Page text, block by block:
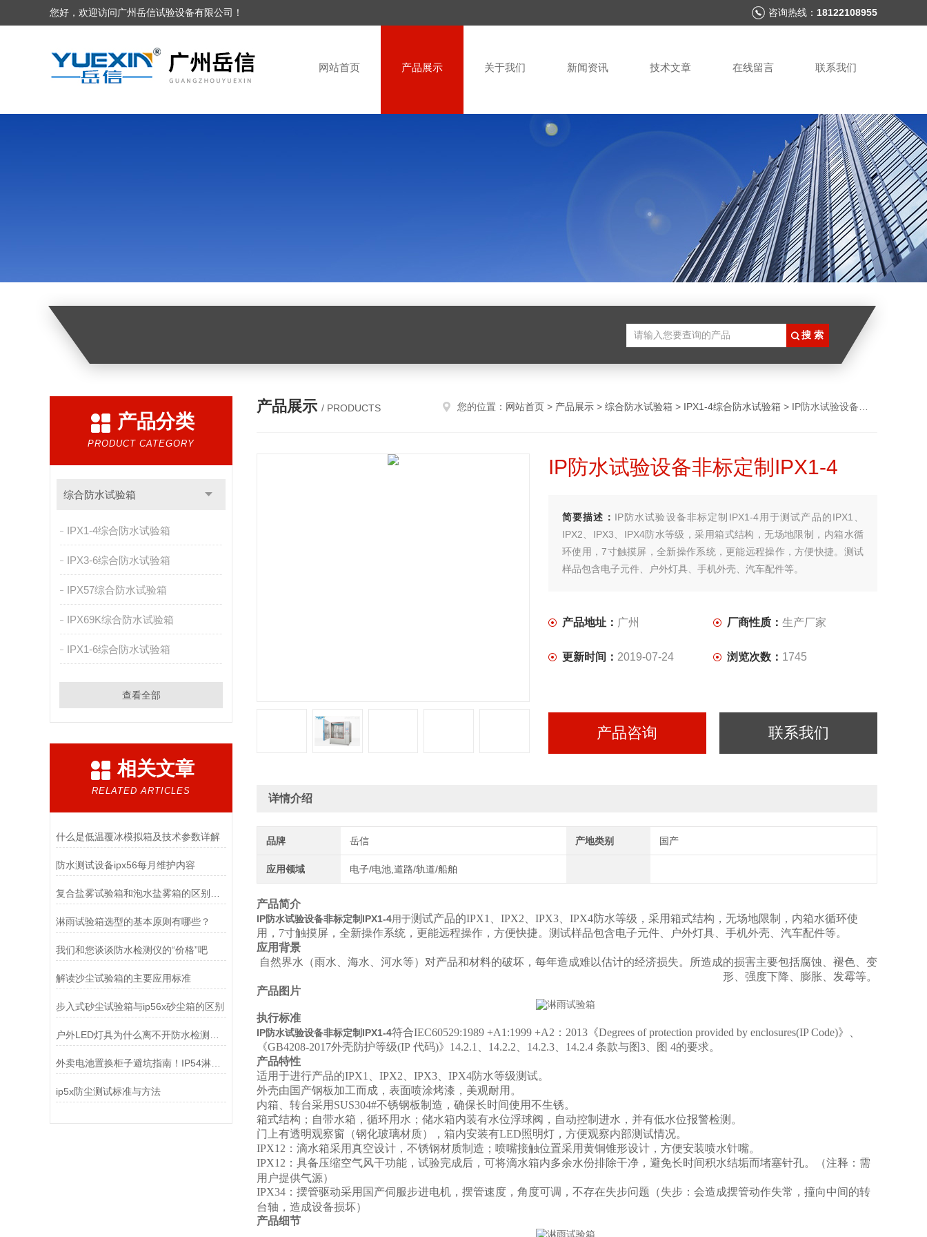
您好，欢迎访问广州岳信试验设备有限公司！ 咨询热线： 18122108955
网站首页 产品展示 关于我们 新闻资讯 技术文章 在线留言 联系我们
产品分类
PRODUCT CATEGORY
综合防水试验箱
IPX1-4综合防水试验箱
IPX3-6综合防水试验箱
IPX57综合防水试验箱
IPX69K综合防水试验箱
IPX1-6综合防水试验箱
查看全部
相关文章
RELATED ARTICLES
什么是低温覆冰模拟箱及技术参数详解
防水测试设备ipx56每月维护内容
淋雨试验箱选型的基本原则有哪些？
我们和您谈谈防水检测仪的“价格”吧
解读沙尘试验箱的主要应用标准
步入式砂尘试验箱与ip56x砂尘箱的区别
ip5x防尘测试标准与方法
产品展示 / PRODUCTS 您的位置： 网站首页 > 产品展示 > 综合防水试验箱 > IPX1-4综合防水试验箱 > IP防水试验设备非标定制IPX1-4
IP防水试验设备非标定制IPX1-4
简要描述： IP防水试验设备非标定制IPX1-4用于测试产品的IPX1、
IPX2、IPX3、IPX4防水等级，采用箱式结构，无场地限制，内箱水循
环使用，7寸触摸屏，全新操作系统，更能远程操作，方便快捷。测试
样品包含电子元件、户外灯具、手机外壳、汽车配件等。
产品地址： 广州 厂商性质： 生产厂家
更新时间： 2019-07-24 浏览次数： 1745
产品咨询 联系我们
详情介绍
品牌 岳信 产地类别 国产
应用领域 电子/电池,道路/轨道/船舶
产品简介
IP防水试验设备非标定制IPX1-4用于测试产品的IPX1、IPX2、IPX3、IPX4防水等级，采用箱式结构，无场地限制，内箱水循环使
用，7寸触摸屏，全新操作系统，更能远程操作，方便快捷。测试样品包含电子元件、户外灯具、手机外壳、汽车配件等。
应用背景
自然界水（雨水、海水、河水等）对产品和材料的破坏，每年造成难以估计的经济损失。所造成的损害主要包括腐蚀、褪色、变
形、强度下降、膨胀、发霉等。
产品图片
执行标准
IP防水试验设备非标定制IPX1-4符合IEC60529:1989 +A1:1999 +A2：2013《Degrees of protection provided by enclosures(IP Code)》、
《GB4208-2017外壳防护等级(IP 代码)》 14.2.1 14.2.2 14.2.3 14.2.4 条款与图3 、图 4的要求。
产品特性
适用于进行产品的IPX1、IPX2、IPX3、IPX4防水等级测试。
外壳由国产钢板加工而成，表面喷涂烤漆，美观耐用。
内箱、转台采用SUS304#不锈钢板制造，确保长时间使用不生锈。
箱式结构；自带水箱，循环用水；储水箱内装有水位浮球阀，自动控制进水，并有低水位报警检测。
门上有透明观察窗（钢化玻璃材质），箱内安装有LED照明灯，方便观察内部测试情况。
IPX12 ：滴水箱采用真空设计，不锈钢材质制造；喷嘴接触位置采用黄铜锥形设计，方便安装喷水针嘴。
IPX12 ：具备压缩空气风干功能，试验完成后，可将滴水箱内多余水份排除干净，避免长时间积水结垢而堵塞针孔。（注释：需
用户提供气源）
IPX34 ：摆管驱动采用国产伺服步进电机，摆管速度，角度可调，不存在失步问题（失步：会造成摆管动作失常，撞向中间的转
台轴，造成设备损坏）
产品细节